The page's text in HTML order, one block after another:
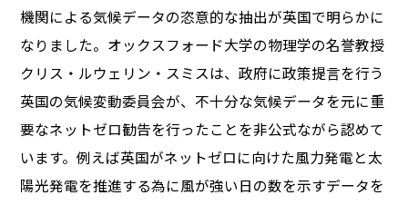
機関による気候データの恣意的な抽出が英国で明らかに
なりました。オックスフォード大学の物理学の名誉教授
クリス・ルウェリン・スミスは、政府に政策提言を行う
英国の気候変動委員会が、不十分な気候データを元に重
要なネットゼロ勧告を行ったことを非公式ながら認めて
います。例えば英国がネットゼロに向けた風力発電と太
陽光発電を推進する為に風が強い日の数を示すデータを